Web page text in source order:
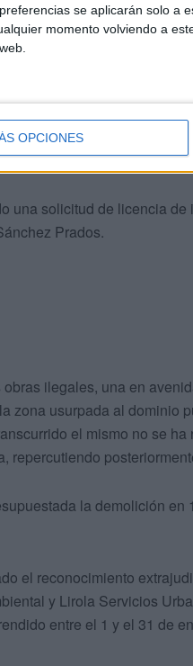
se aplicarán solo a
momento volviendo a
OPCIONES
vigente durante
con dos
una solicitud de licencia de
Prados.
ilegales, una en
zona usurpada al dominio
el mismo no se
repercutiendo
la demolición en
el reconocimiento
y Lirola Servicios
entre el 1 y el 31 de